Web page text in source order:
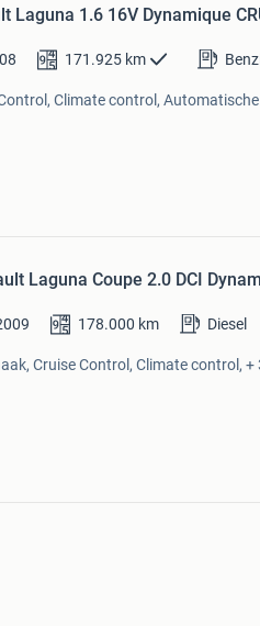
Laguna 1.6 16V Dynamique
171.925 km
Climate control,
Laguna Coupe 2.0 DCI
178.000 km Diesel
Cruise Control, Climate control, +